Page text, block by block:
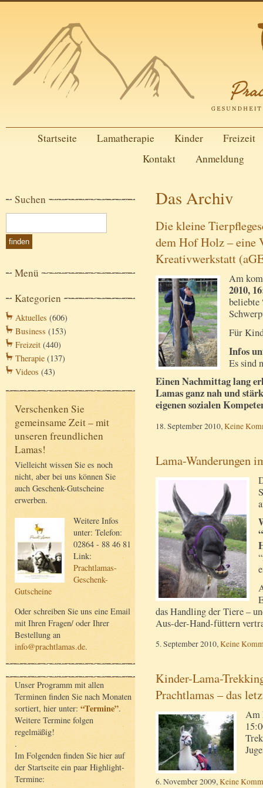
Startseite Lamatherapie Kinder
Freizeit
Kontakt
Anmeldung
Suchen
Menü
Kategorien
Aktuelles (606)
Business (153)
Freizeit (440)
Therapie (137)
Videos (43)
Verschenken Sie
gemeinsame Zeit – mit
unseren freundlichen
Lamas!
Vielleicht wissen Sie es noch
nicht, aber bei uns können Sie
auch Geschenk-Gutscheine
erwerben.
Weitere Infos
unter: Telefon:
02864 - 88 46 81
Link:
Prachtlamas-
Geschenk-
Gutscheine
Oder schreiben Sie uns eine Email
mit Ihren Fragen/ oder Ihrer
Bestellung an
info@prachtlamas.de.
Unser Programm mit allen
Terminen finden Sie nach Monaten
sortiert, hier unter: “Termine”.
Weitere Termine folgen
regelmäßig!
.
Im Folgenden finden Sie hier auf
der Startseite ein paar Highlight-
Termine:
Das Archiv
Die kleine
dem Hof Holz – eine
Kreativwerkstatt
Am
2010,
beliebte
Für
Infos
Es sind
Einen Nachmittag lang
Lamas ganz nah und
eigenen sozialen
18. September 2010, Keine
Lama-Wanderungen
das Handling der Tiere –
Aus-der-Hand-füttern
5. September 2010,Keine
Kinder-Lama-
Prachtlamas – das
Am
6. November 2009,Keine